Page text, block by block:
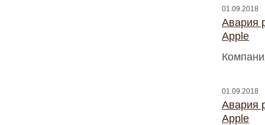
01.09.2018
Авария
Apple
01.09.2018
Авария
Apple